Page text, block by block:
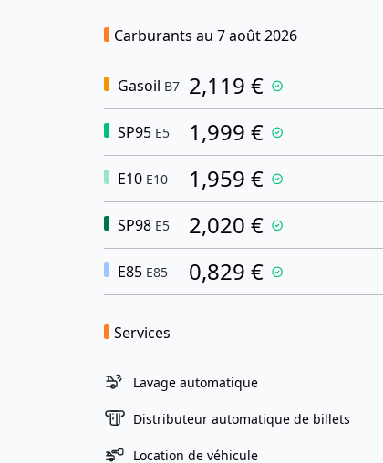
Carburants au 7 août 2026
Gasoil B7 2,119 €
SP95 E5 1,999 €
E10 E10 1,959 €
SP98 E5 2,020 €
E85 E85 0,829 €
Services
Lavage automatique
Distributeur automatique de billets
Location de véhicule